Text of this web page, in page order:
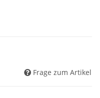
Frage zum Artikel